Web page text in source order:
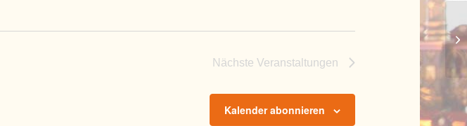
Nächste Veranstaltungen
Kalender abonnieren